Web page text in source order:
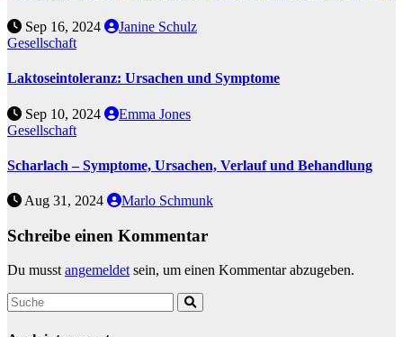
Sep 16, 2024
Janine Schulz
Gesellschaft
Laktoseintoleranz: Ursachen und Symptome
Sep 10, 2024
Emma Jones
Gesellschaft
Scharlach – Symptome, Ursachen, Verlauf und Behandlung
Aug 31, 2024 Marlo Schmunk
Schreibe einen Kommentar
Du musstangemeldetsein, um einen Kommentar abzugeben.